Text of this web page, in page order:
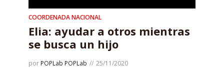
COORDENADA NACIONAL
Elia: ayudar a otros mientras
se busca un hijo
por POPLab POPLab 25/11/2020